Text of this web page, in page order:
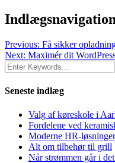
Indlægsnavigation
Previous: Få sikker
Next: Maximér dit
Seneste indlæg
Valg af køreskole i
Fordelene ved
Moderne HR-
Alt om tilbehør til grill
Når strømmen går i